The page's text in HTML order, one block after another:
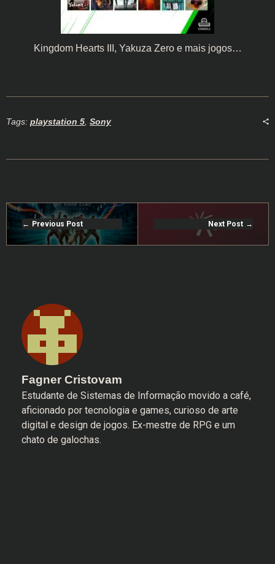
Kingdom Hearts III, Yakuza Zero e mais jogos…
Tags: playstation 5 Sony
Previous Post Next Post
Fagner Cristovam
Estudante de Sistemas de Informação movido a café,
aficionado por tecnologia e games, curioso de arte
digital e design de jogos. Ex-mestre de RPG e um
chato de galochas.